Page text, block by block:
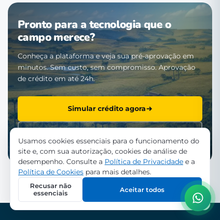
Pronto para a tecnologia que o
campo merece?
Conheça a plataforma e veja sua pré-aprovação em
minutos. Sem custo, sem compromisso. Aprovação
de crédito em até 24h.
Simular crédito agora
Usamos cookies essenciais para o funcionamento do
site e, com sua autorização, cookies de análise de
desempenho. Consulte a Política de Privacidade e a
Política de Cookies para mais detalhes.
Recusar não
essenciais
Aceitar todos